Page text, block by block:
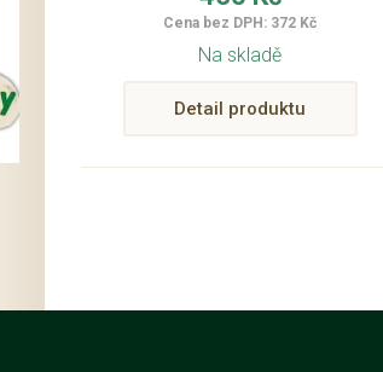
Cena bez DPH: 372 Kč
Na skladě
Detail produktu